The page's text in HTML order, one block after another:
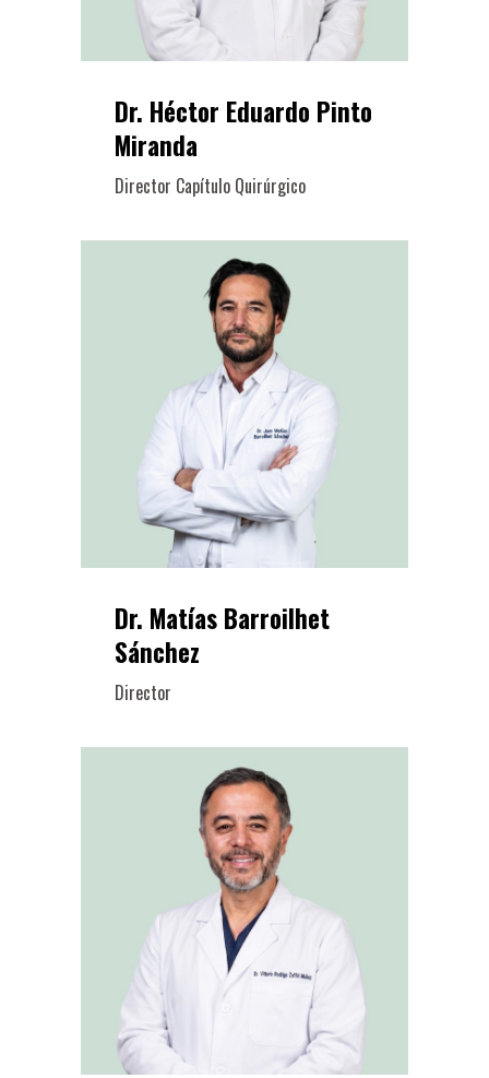
Dr. Héctor Eduardo Pinto
Miranda
Director Capítulo Quirúrgico
Dr. Matías Barroilhet
Sánchez
Director